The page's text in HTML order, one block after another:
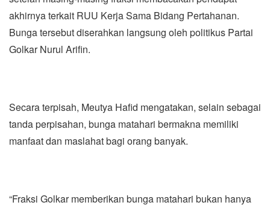
akhirnya terkait RUU Kerja Sama Bidang Pertahanan.
Bunga tersebut diserahkan langsung oleh politikus Partai
Golkar Nurul Arifin.
Secara terpisah, Meutya Hafid mengatakan, selain sebagai
tanda perpisahan, bunga matahari bermakna memiliki
manfaat dan maslahat bagi orang banyak.
“Fraksi Golkar memberikan bunga matahari bukan hanya